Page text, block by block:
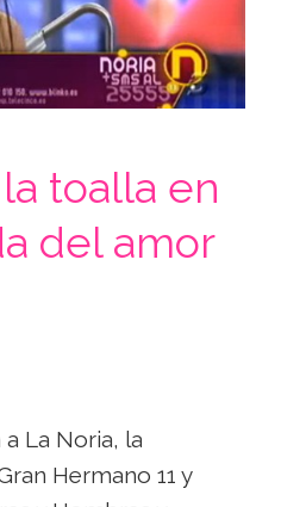
toalla en
del amor
La Noria, la
Hermano 11 y